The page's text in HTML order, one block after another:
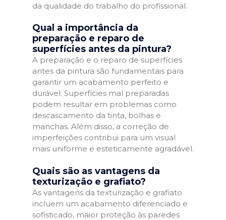
da qualidade do trabalho do profissional.
Qual a importância da
preparação e reparo de
superfícies antes da pintura?
A preparação e o reparo de superfícies
antes da pintura são fundamentais para
garantir um acabamento perfeito e
durável. Superfícies mal preparadas
podem resultar em problemas como
descascamento da tinta, bolhas e
manchas. Além disso, a correção de
imperfeições contribui para um visual
mais uniforme e esteticamente agradável.
Quais são as vantagens da
texturização e grafiato?
As vantagens da texturização e grafiato
incluem um acabamento diferenciado e
sofisticado, maior proteção às paredes